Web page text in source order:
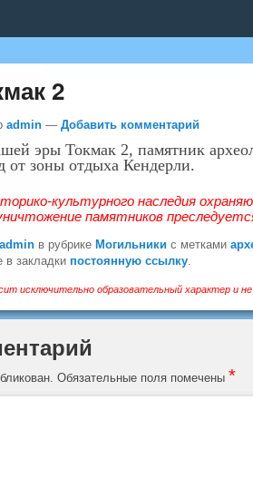
2
admin — Добавить комментарий
эры Токмак 2, памятник
от зоны отдыха Кендерли.
культурного наследия
памятников
admin в рубрике Могильники с метками
в закладки постоянную ссылку.
исключительно образовательный характер и
Обязательные поля помечены *